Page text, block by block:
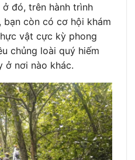
đó, trên hành trình
còn có cơ hội khám
vật cực kỳ phong
chủng loài quý hiếm
ở nơi nào khác.